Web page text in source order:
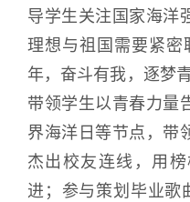
导学生关注国家海洋
理想与祖国需要紧密
年，奋斗有我，逐梦
带领学生以青春力量
界海洋日等节点，带
杰出校友连线，用
进；参与策划毕业歌